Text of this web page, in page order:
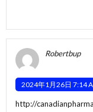
Robertbup
2024年1月26日 7:14
http://